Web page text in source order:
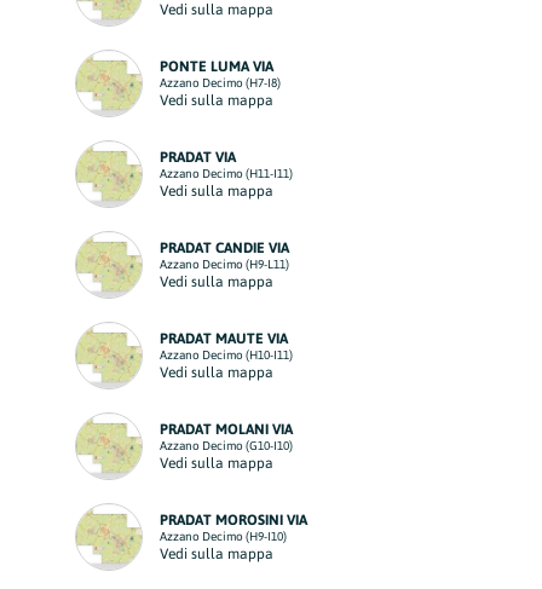
Vedi sulla mappa
PONTE LUMA VIA
Azzano Decimo (H7-I8)
Vedi sulla mappa
PRADAT VIA
Azzano Decimo (H11-I11)
Vedi sulla mappa
PRADAT CANDIE VIA
Azzano Decimo (H9-L11)
Vedi sulla mappa
PRADAT MAUTE VIA
Azzano Decimo (H10-I11)
Vedi sulla mappa
PRADAT MOLANI VIA
Azzano Decimo (G10-I10)
Vedi sulla mappa
PRADAT MOROSINI VIA
Azzano Decimo (H9-I10)
Vedi sulla mappa